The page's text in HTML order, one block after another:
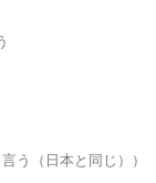
う（日本と同じ））